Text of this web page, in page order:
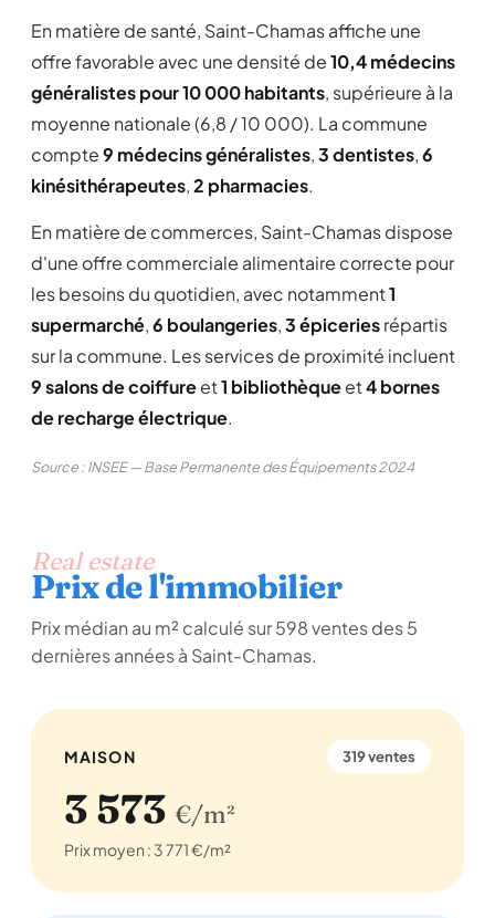
En matière de santé, Saint-Chamas affiche une
offre favorable avec une densité de10,4 médecins
généralistes pour 10 000 habitants, supérieure à la
moyenne nationale (6,8 / 10 000). La commune
compte9 médecins généralistes,3 dentistes,6
kinésithérapeutes,2 pharmacies.
En matière de commerces, Saint-Chamas dispose
d'une offre commerciale alimentaire correcte pour
les besoins du quotidien, avec notamment1
supermarché,6 boulangeries,3 épiceriesrépartis
sur la commune. Les services de proximité incluent
9 salons de coiffureet1 bibliothèqueet4 bornes
de recharge électrique.
Source : INSEE — Base Permanente des Équipements 2024
Real estate
Prix de l'immobilier
Prix médian au m² calculé sur 598 ventes des 5
dernières années à Saint-Chamas.
MAISON 319 ventes
3 573 €/m²
Prix moyen : 3 771 €/m²